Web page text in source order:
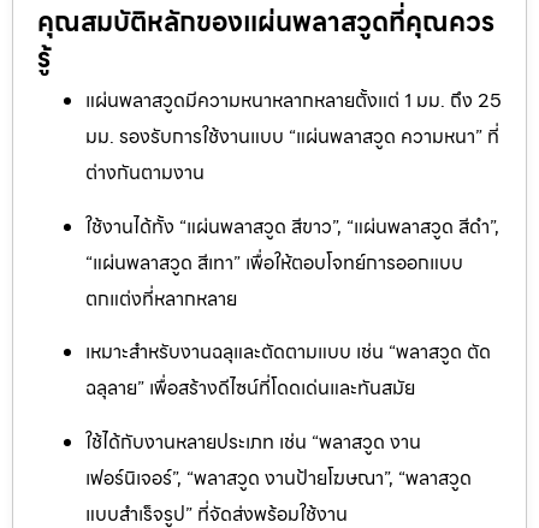
คุณสมบัติหลักของแผ่นพลาสวูดที่คุณควร
รู้
แผ่นพลาสวูดมีความหนาหลากหลายตั้งแต่ 1 มม. ถึง 25
มม. รองรับการใช้งานแบบ “แผ่นพลาสวูด ความหนา” ที่
ต่างกันตามงาน
ใช้งานได้ทั้ง “แผ่นพลาสวูด สีขาว”, “แผ่นพลาสวูด สีดำ”,
“แผ่นพลาสวูด สีเทา” เพื่อให้ตอบโจทย์การออกแบบ
ตกแต่งที่หลากหลาย
เหมาะสำหรับงานฉลุและตัดตามแบบ เช่น “พลาสวูด ตัด
ฉลุลาย” เพื่อสร้างดีไซน์ที่โดดเด่นและทันสมัย
ใช้ได้กับงานหลายประเภท เช่น “พลาสวูด งาน
เฟอร์นิเจอร์”, “พลาสวูด งานป้ายโฆษณา”, “พลาสวูด
แบบสำเร็จรูป” ที่จัดส่งพร้อมใช้งาน